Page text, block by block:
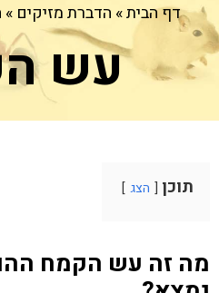
דף הבית» הדברת מזיקים »
עש
תוכן הצג
מה זה עש הקמח